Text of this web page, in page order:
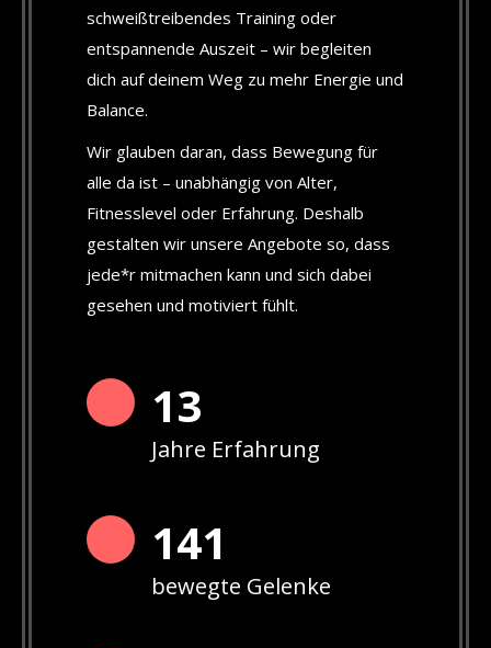
schweißtreibendes Training oder
entspannende Auszeit – wir begleiten
dich auf deinem Weg zu mehr Energie und
Balance.
Wir glauben daran, dass Bewegung für
alle da ist – unabhängig von Alter,
Fitnesslevel oder Erfahrung. Deshalb
gestalten wir unsere Angebote so, dass
jede*r mitmachen kann und sich dabei
gesehen und motiviert fühlt.
13
Jahre Erfahrung
142
bewegte Gelenke